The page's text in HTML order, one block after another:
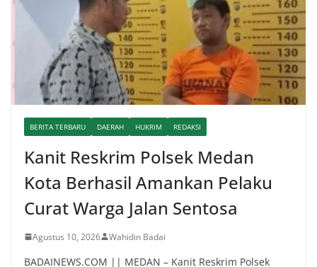
BERITA TERBARU DAERAH HUKRIM REDAKSI
Kanit Reskrim Polsek Medan
Kota Berhasil Amankan Pelaku
Curat Warga Jalan Sentosa
Agustus 10, 2026 Wahidin Badai
BADAINEWS.COM || MEDAN – Kanit Reskrim Polsek